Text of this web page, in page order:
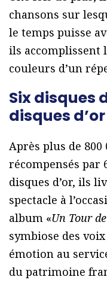
chansons sur
le temps puisse
ils accomplissent
couleurs d’un
Six disques
disques d’or
Après plus de 800
récompensés par
disques d’or, ils
spectacle à
album «Un Tour
symbiose des
émotion au
du patrimoine